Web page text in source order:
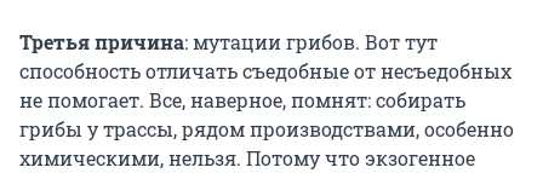
Третья причина: мутации грибов. Вот тут
способность отличать съедобные от несъедобных
не помогает. Все, наверное, помнят: собирать
грибы у трассы, рядом производствами, особенно
химическими, нельзя. Потому что экзогенное